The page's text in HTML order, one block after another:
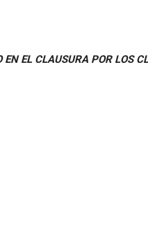
EL CLAUSURA POR LOS